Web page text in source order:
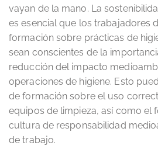
vayan de la mano. La
es esencial que los trabajadores
formación sobre prácticas de
sean conscientes de la
reducción del impacto
operaciones de higiene. Esto
de formación sobre el uso
equipos de limpieza, así como el
cultura de responsabilidad
de trabajo.